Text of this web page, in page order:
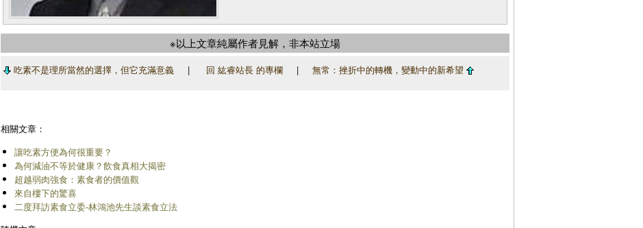
※以上文章純屬作者見解，非本站立場
吃素不是理所當然的選擇，但它充滿意義| 回 紘睿站長 的專欄| 無常：挫折中的轉機，變動中的新希望
相關文章：
讓吃素方便為何很重要？
為何減油不等於健康？飲食真相大揭密
超越弱肉強食：素食者的價值觀
來自樓下的驚喜
二度拜訪素食立委-林鴻池先生談素食立法